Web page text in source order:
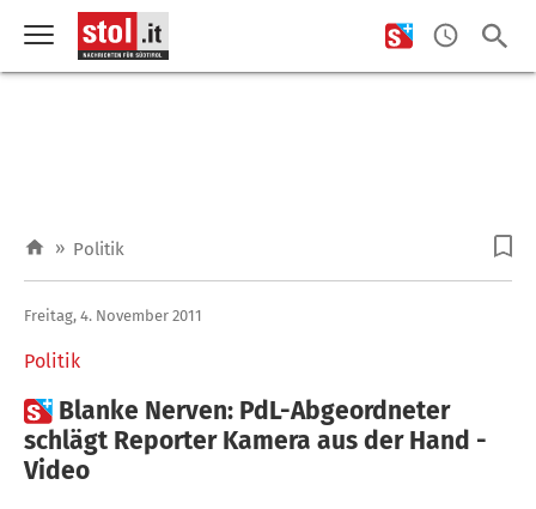
» Politik
Politik
Freitag, 4. November 2011
 Blanke Nerven: PdL-Abgeordneter
schlägt Reporter Kamera aus der Hand -
Video